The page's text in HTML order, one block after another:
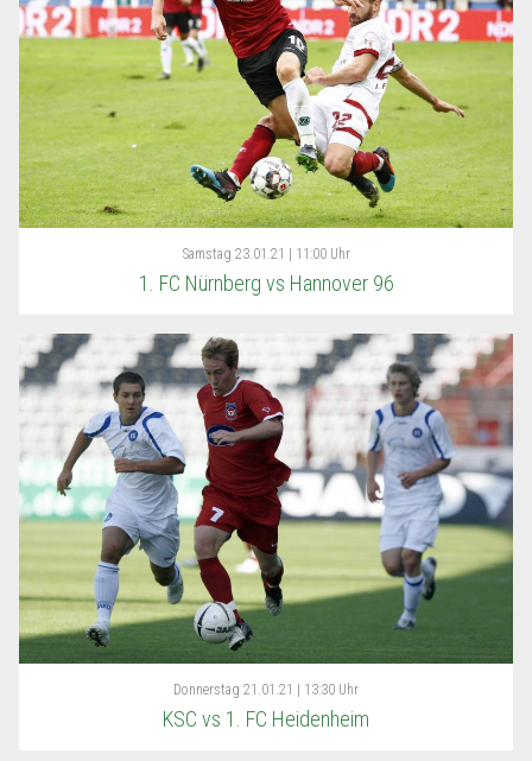
Samstag 23.01.21 | 11:00 Uhr
1. FC Nürnberg vs Hannover 96
Donnerstag 21.01.21 | 13:30 Uhr
KSC vs 1. FC Heidenheim